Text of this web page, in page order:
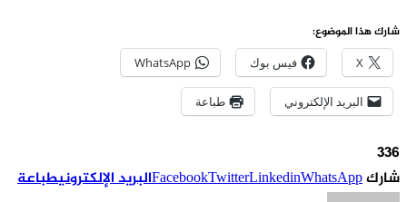
شارك هذا الموضوع:
X فيس بوك WhatsApp
البريد الإلكتروني طباعة
336
شارك
FacebookTwitterLinkedinWhatsApp البريد الإلكترونيطباعة